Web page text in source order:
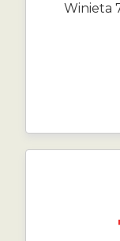
Winieta